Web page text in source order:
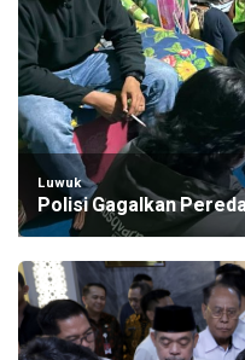
Luwuk
Polisi Gagalkan